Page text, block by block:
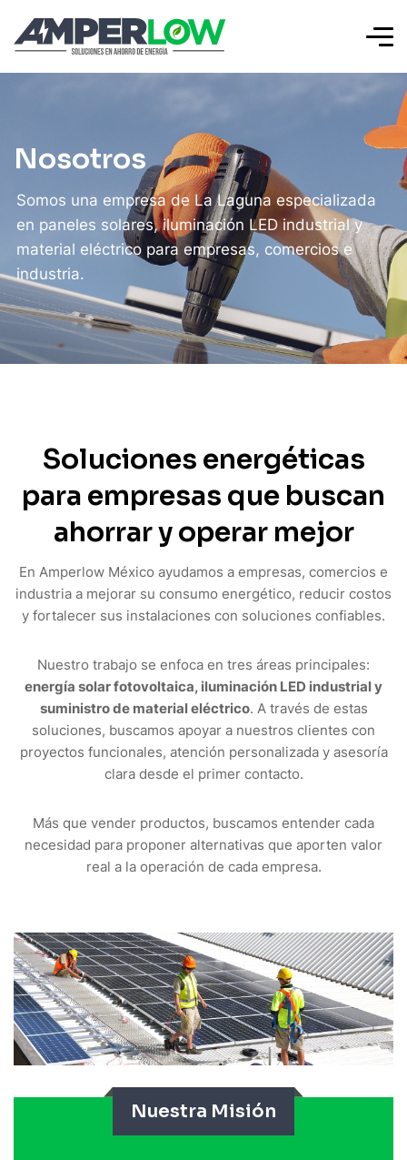
Nosotros
Somos una empresa de La Laguna especializada
en paneles solares, iluminación LED industrial y
material eléctrico para empresas, comercios e
industria.
Soluciones energéticas
para empresas que buscan
ahorraryoperar mejor
En Amperlow México ayudamos a empresas, comercios e
industria a mejorar su consumo energético, reducir costos
y fortalecer sus instalaciones con soluciones confiables.
Nuestro trabajo se enfoca en tres áreas principales:
energía solar fotovoltaica, iluminación LED industrial y
suministro de material eléctrico. A través de estas
soluciones, buscamos apoyar a nuestros clientes con
proyectos funcionales, atención personalizada y asesoría
clara desde el primer contacto.
Más que vender productos, buscamos entender cada
necesidad para proponer alternativas que aporten valor
real a la operación de cada empresa.
Nuestra Misión